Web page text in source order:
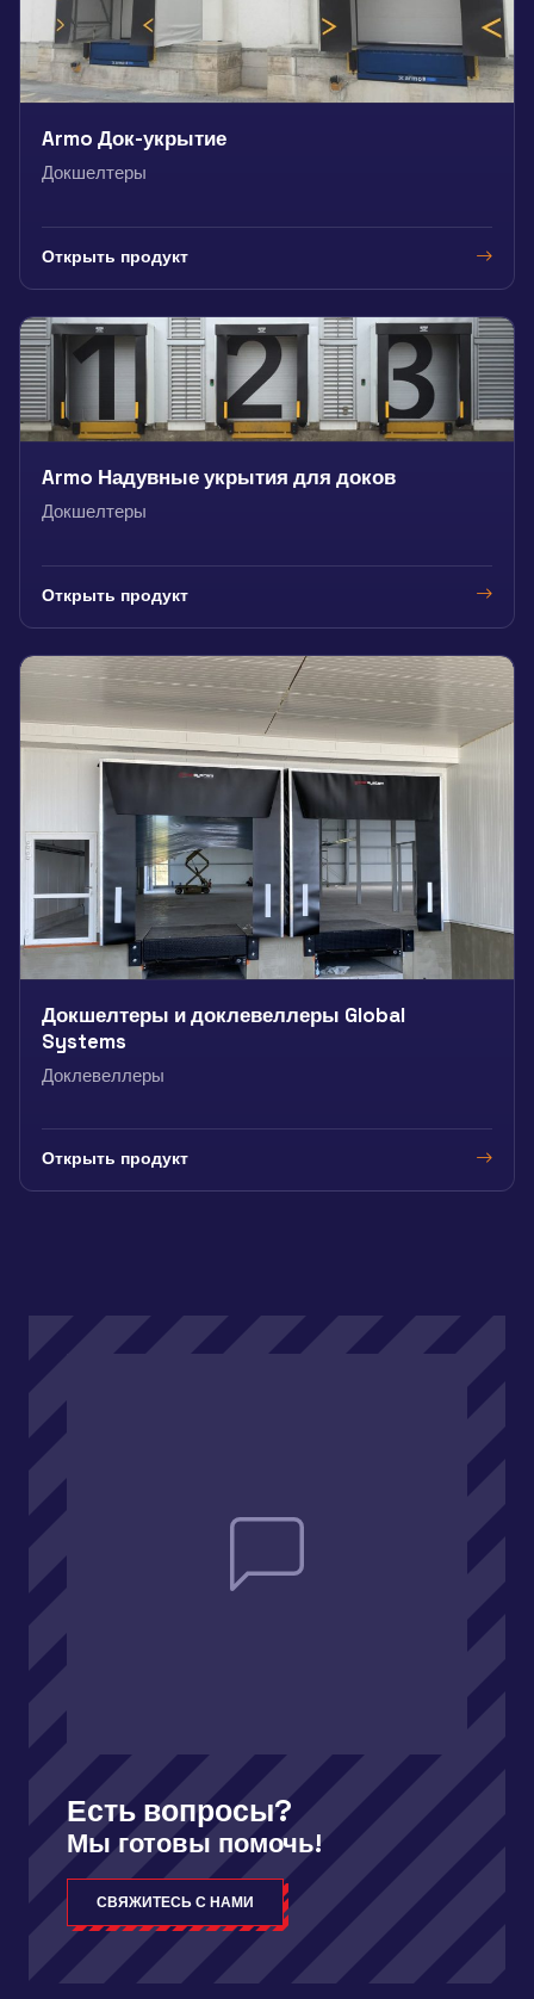
Armo Док-укрытие
Докшелтеры
Открыть продукт
Armo Надувные укрытия для доков
Докшелтеры
Открыть продукт
Докшелтеры и доклевеллеры Global
Systems
Доклевеллеры
Открыть продукт
Есть вопросы?
Мы готовы помочь!
СВЯЖИТЕСЬ С НАМИ